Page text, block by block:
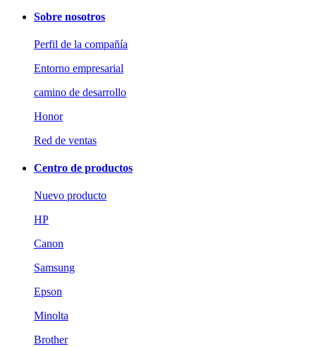
Sobre nosotros
Perfil de la compañía
Entorno empresarial
camino de desarrollo
Honor
Red de ventas
Centro de productos
Nuevo producto
HP
Canon
Samsung
Epson
Minolta
Brother